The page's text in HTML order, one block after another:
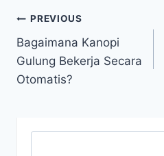
PREVIOUS
Bagaimana Kanopi
Gulung Bekerja Secara
Otomatis?